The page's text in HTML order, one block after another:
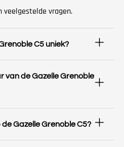
veelgestelde vragen.
C5 uniek?
van de Gazelle Grenoble
Gazelle Grenoble C5?